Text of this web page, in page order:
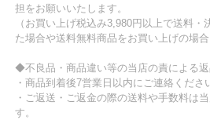
担をお願いいたします。
（お買い上げ税込み3,980円以上で送料
た場合や送料無料商品をお買い上げの場合
◆不良品・商品違い等の当店の責による
・商品到着後7営業日以内にご連絡くださ
・ご返送・ご返金の際の送料や手数料は
す。